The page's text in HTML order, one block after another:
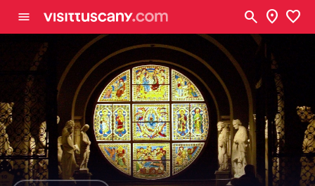
menu search location_on favorite